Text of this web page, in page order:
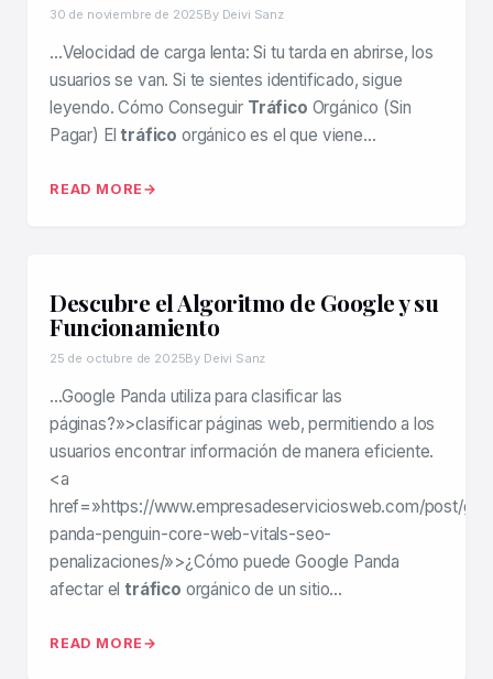
30 de noviembre de 2025By Deivi Sanz
…Velocidad de carga lenta: Si tu tarda en abrirse, los
usuarios se van. Si te sientes identificado, sigue
leyendo. Cómo Conseguir Tráfico Orgánico (Sin
Pagar) El tráfico orgánico es el que viene…
READ MORE
Descubre el Algoritmo de Google y su
Funcionamiento
25 de octubre de 2025By Deivi Sanz
…Google Panda utiliza para clasificar las
páginas?»>clasificar páginas web, permitiendo a los
usuarios encontrar información de manera eficiente.
<a
href=»https://www.empresadeserviciosweb.com/post/
panda-penguin-core-web-vitals-seo-
penalizaciones/»>¿Cómo puede Google Panda
afectar el tráfico orgánico de un sitio…
READ MORE